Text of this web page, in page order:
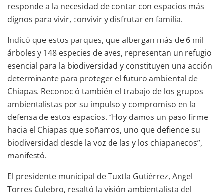
responde a la necesidad de contar con espacios más
dignos para vivir, convivir y disfrutar en familia.
Indicó que estos parques, que albergan más de 6 mil
árboles y 148 especies de aves, representan un refugio
esencial para la biodiversidad y constituyen una acción
determinante para proteger el futuro ambiental de
Chiapas. Reconoció también el trabajo de los grupos
ambientalistas por su impulso y compromiso en la
defensa de estos espacios. “Hoy damos un paso firme
hacia el Chiapas que soñamos, uno que defiende su
biodiversidad desde la voz de las y los chiapanecos”,
manifestó.
El presidente municipal de Tuxtla Gutiérrez, Angel
Torres Culebro, resaltó la visión ambientalista del